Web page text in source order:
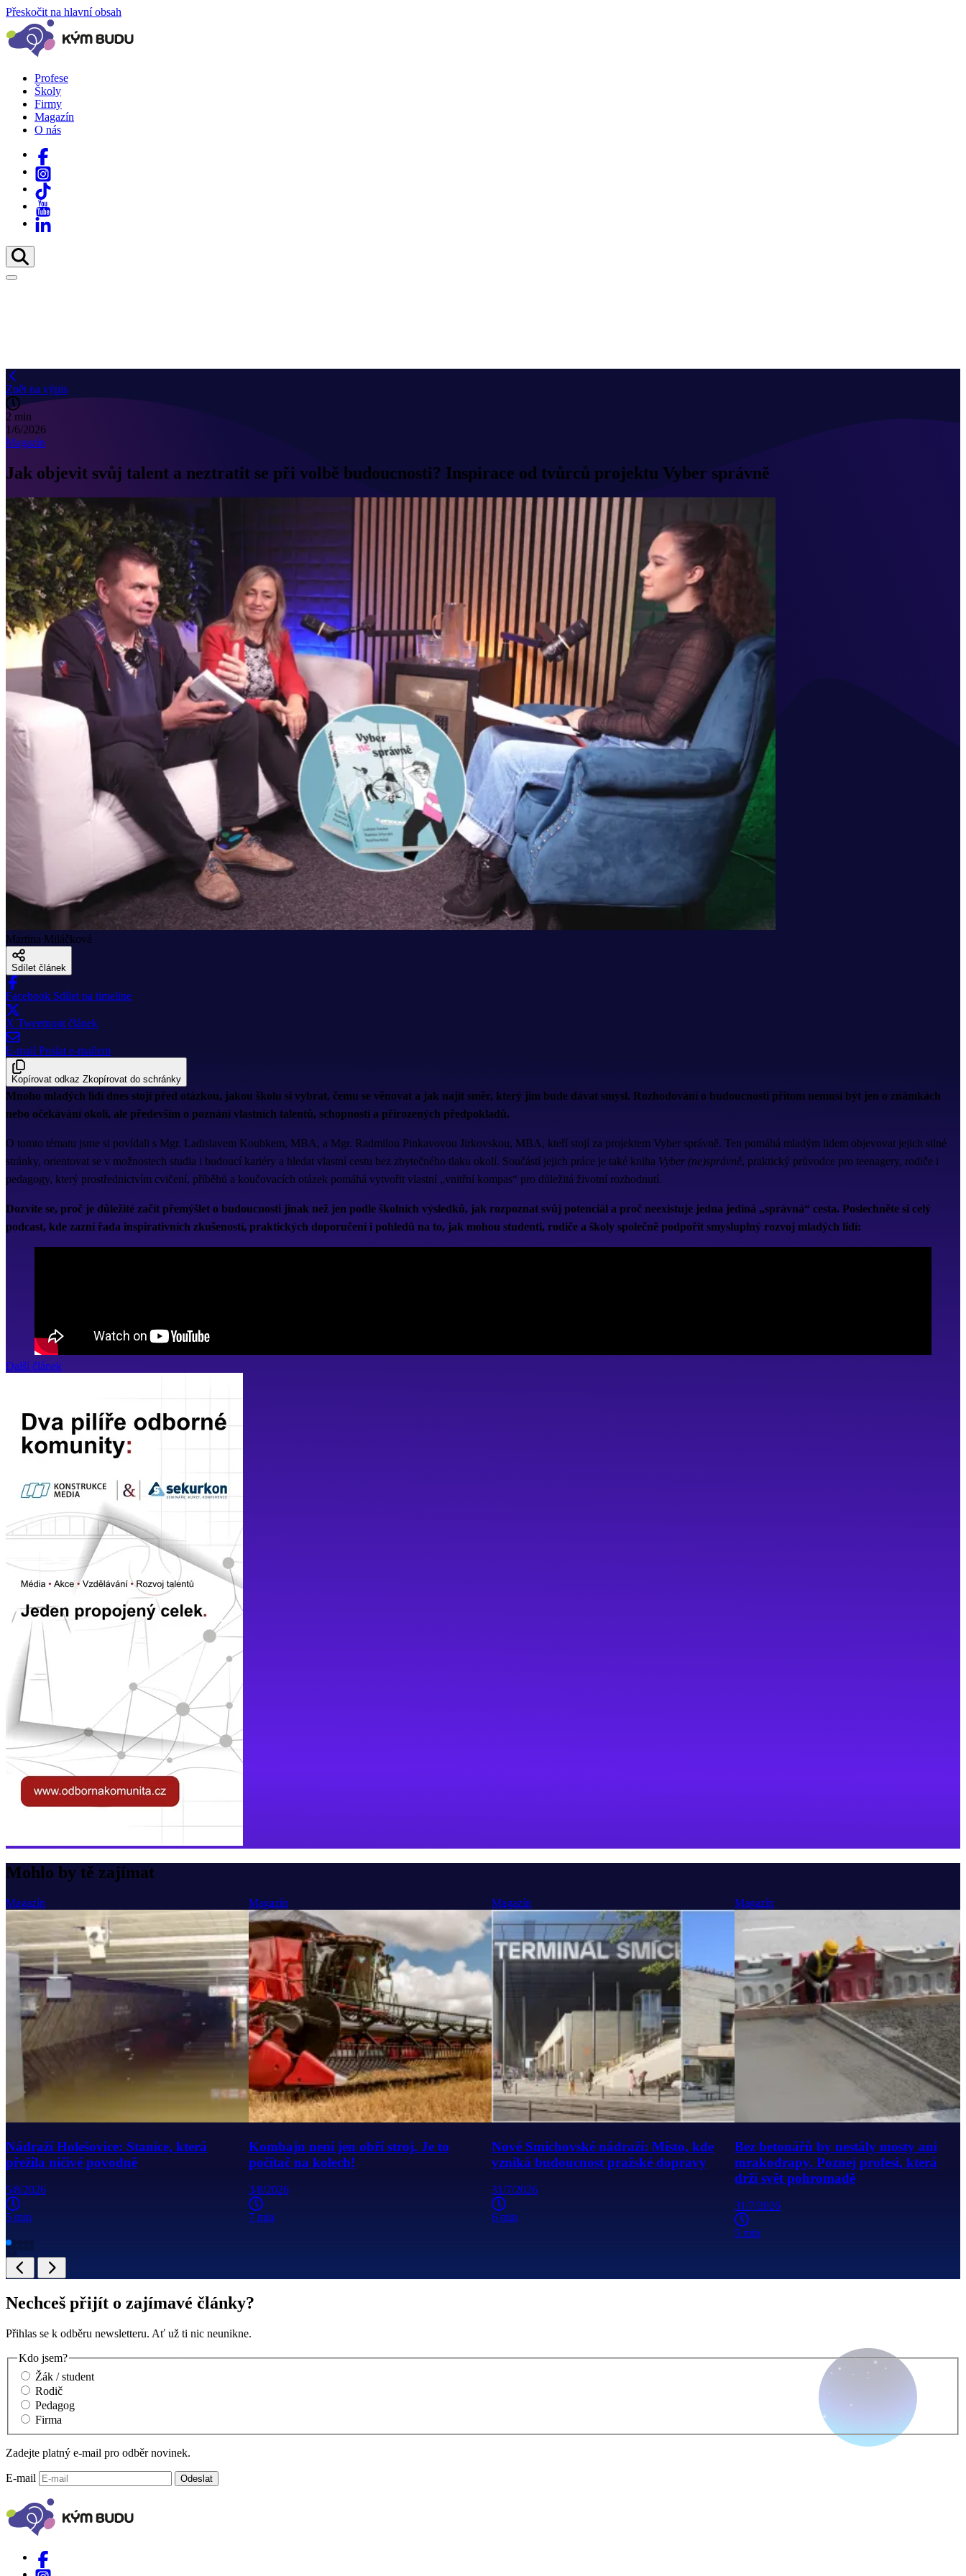
Přeskočit na hlavní obsah
Profese
Školy
Firmy
Magazín
O nás
Zpět na výpis
2 min
1/6/2026
Magazín
Jak objevit svůj talent a neztratit se při volbě budoucnosti? Inspirace od tvůrců projektu Vyber správně
Martina Miláčková
Sdílet článek
Facebook Sdílet na timeline
X Tweetnout článek
E-mail Poslat e-mailem
Kopírovat odkaz Zkopírovat do schránky
Mnoho mladých lidí dnes stojí před otázkou, jakou školu si vybrat, čemu se věnovat a jak najít směr, který jim bude dávat smysl. Rozhodování o budoucnosti přitom nemusí být jen o známkách
nebo očekávání okolí, ale především o poznání vlastních talentů, schopností a přirozených předpokladů.
O tomto tématu jsme si povídali s Mgr. Ladislavem Koubkem, MBA, a Mgr. Radmilou Pinkavovou Jirkovskou, MBA, kteří stojí za projektem Vyber správně. Ten pomáhá mladým lidem objevovat jejich silné
stránky, orientovat se v možnostech studia i budoucí kariéry a hledat vlastní cestu bez zbytečného tlaku okolí. Součástí jejich práce je také kniha Vyber (ne)správně, praktický průvodce pro teenagery, rodiče i
pedagogy, který prostřednictvím cvičení, příběhů a koučovacích otázek pomáhá vytvořit vlastní „vnitřní kompas“ pro důležitá životní rozhodnutí.
Dozvíte se, proč je důležité začít přemýšlet o budoucnosti jinak než jen podle školních výsledků, jak rozpoznat svůj potenciál a proč neexistuje jedna jediná „správná“ cesta. Poslechněte si celý
podcast, kde zazní řada inspirativních zkušeností, praktických doporučení i pohledů na to, jak mohou studenti, rodiče a školy společně podpořit smysluplný rozvoj mladých lidí:
Další článek
Mohlo by tě zajímat
Magazín
Nádraží Holešovice: Stanice, která
přežila ničivé povodně
5/8/2026
5 min
Magazín
Kombajn není jen obří stroj. Je to
počítač na kolech!
3/8/2026
7 min
Magazín
Nové Smíchovské nádraží: Místo, kde
vzniká budoucnost pražské dopravy
31/7/2026
6 min
Magazín
Bez betonářů by nestály mosty ani
mrakodrapy. Poznej profesi, která
drží svět pohromadě
31/7/2026
5 min
Nechceš přijít o zajímavé články?
Přihlas se k odběru newsletteru. Ať už ti nic neunikne.
Kdo jsem?
Žák / student
Rodič
Pedagog
Firma
Zadejte platný e-mail pro odběr novinek.
E-mail Odeslat